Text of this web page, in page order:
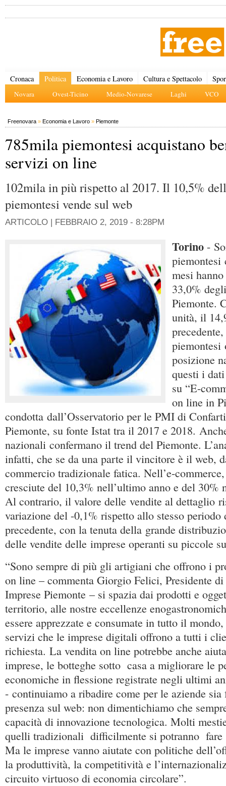
Cronaca Politica
Novara Ovest-Ticino Medio-Novarese Laghi VCO
Economia e Lavoro Cultura e Spettacolo
Freenovara » Economia e Lavoro » Piemonte
785mila piemontesi acquistano
servizi on line
102mila in più rispetto al 2017. Il 10,5%
piemontesi vende sul web
ARTICOLO | FEBBRAIO 2, 2019 - 8:28PM
Torino -
mesi
33,0%
Piemonte.
unità, il
piemontesi
posizione
questi i
su “E-
on line in
condotta dall’Osservatorio per le PMI di
Piemonte, su fonte Istat tra il 2017 e 2018.
nazionali confermano il trend del Piemonte.
infatti, che se da una parte il vincitore è il web,
commercio tradizionale fatica. Nell’e-
cresciute del 10,3% nell’ultimo anno e del 30%
Al contrario, il valore delle vendite al dettaglio
variazione del -0,1% rispetto allo stesso periodo
precedente, con la tenuta della grande
delle vendite delle imprese operanti su piccole
“Sono sempre di più gli artigiani che offrono i
on line – commenta Giorgio Felici, Presidente
Imprese Piemonte – si spazia dai prodotti e
territorio, alle nostre eccellenze
essere apprezzate e consumate in tutto il
servizi che le imprese digitali offrono a tutti i
richiesta. La vendita on line potrebbe anche
imprese, le botteghe sotto casa a migliorare le
economiche in flessione registrate negli ultimi
- continuiamo a ribadire come per le aziende sia
presenza sul web: non dimentichiamo che
capacità di innovazione tecnologica. Molti
quelli tradizionali difficilmente si potranno fare
Ma le imprese vanno aiutate con politiche
la produttività, la competitività e
circuito virtuoso di economia circolare”.